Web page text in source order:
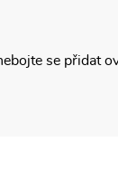
se přidat